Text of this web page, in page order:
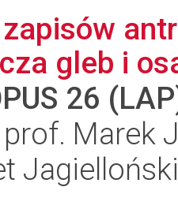
gleb i
26
Marek